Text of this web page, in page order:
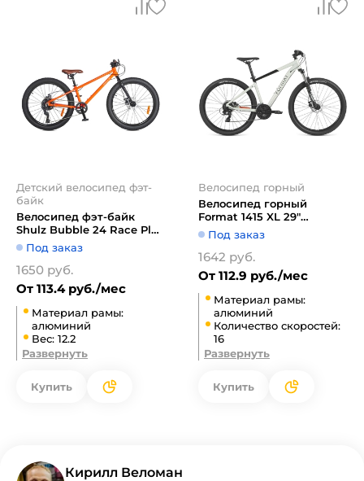
Детский велосипед фэт-
байк
Велосипед фэт-байк
Shulz Bubble 24 Race Plus
(оранжевый)
Под заказ
1650 руб.
От 113.4 руб./мес
Материал рамы:
алюминий
Вес: 12.2
Развернуть
Купить
Велосипед горный
Велосипед горный
Format 1415 XL 29"
(бежевый/черный)
Под заказ
1642 руб.
От 112.9 руб./мес
Материал рамы:
алюминий
Количество скоростей:
16
Развернуть
Купить
Кирилл Веломан